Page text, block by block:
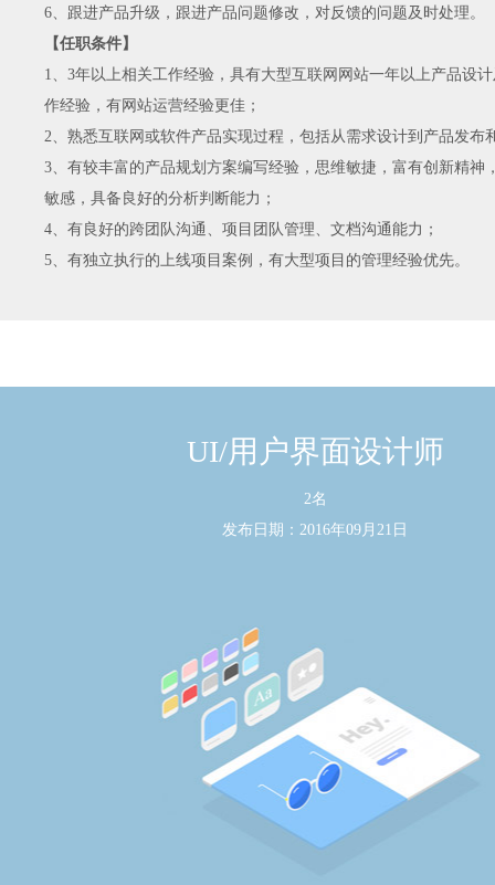
6、跟进产品升级，跟进产品问题修改，对反馈的问题及时处理。
【任职条件】
1、3年以上相关工作经验，具有大型互联网网站一年以上产品设
作经验，有网站运营经验更佳；
2、熟悉互联网或软件产品实现过程，包括从需求设计到产品发布
3、有较丰富的产品规划方案编写经验，思维敏捷，富有创新精神
敏感，具备良好的分析判断能力；
4、有良好的跨团队沟通、项目团队管理、文档沟通能力；
5、有独立执行的上线项目案例，有大型项目的管理经验优先。
UI/用户界面设计师
2名
发布日期：2016年09月21日